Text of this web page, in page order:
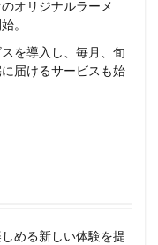
オリジナルラーメ
。
を導入し、毎月、旬
届けるサービスも始
める新しい体験を提